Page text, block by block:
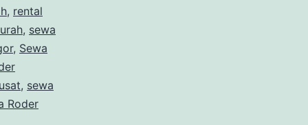
, rental
, sewa
, Sewa
, sewa
Roder